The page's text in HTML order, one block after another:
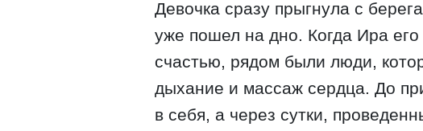
Девочка сразу прыгнула с
уже пошел на дно. Когда Ира
счастью, рядом были люди,
дыхание и массаж сердца. До
в себя, а через сутки,